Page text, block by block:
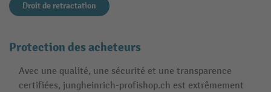
Droit de retractation
Protection des acheteurs
Avec une qualité, une sécurité et une transparence
certifiées, jungheinrich-profishop.ch est extrêmement